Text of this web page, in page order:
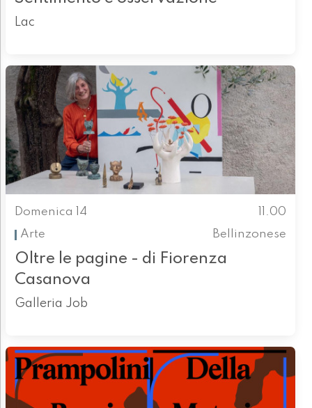
Lac
Domenica 14
11.00
Arte
Bellinzonese
Oltre le pagine - di Fiorenza
Casanova
Galleria Job